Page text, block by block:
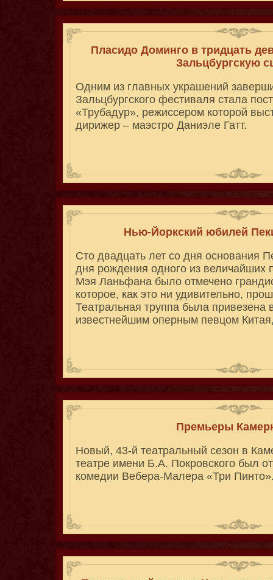
Пласидо Доминго в тридцать
Зальцбургскую
Одним из главных украшений
Зальцбургского фестиваля стала
«Трубадур», режиссером которой
дирижер – маэстро Даниэле Гатт.
Нью-Йоркский юбилей
Сто двадцать лет со дня основания
дня рождения одного из величайших
Мэя Ланьфана было отмечено
которое, как это ни удивительно,
Театральная труппа была
известнейшим оперным певцом
Премьеры
Новый, 43-й театральный сезон в
театре имени Б.А. Покровского был
комедии Вебера-Малера «Три